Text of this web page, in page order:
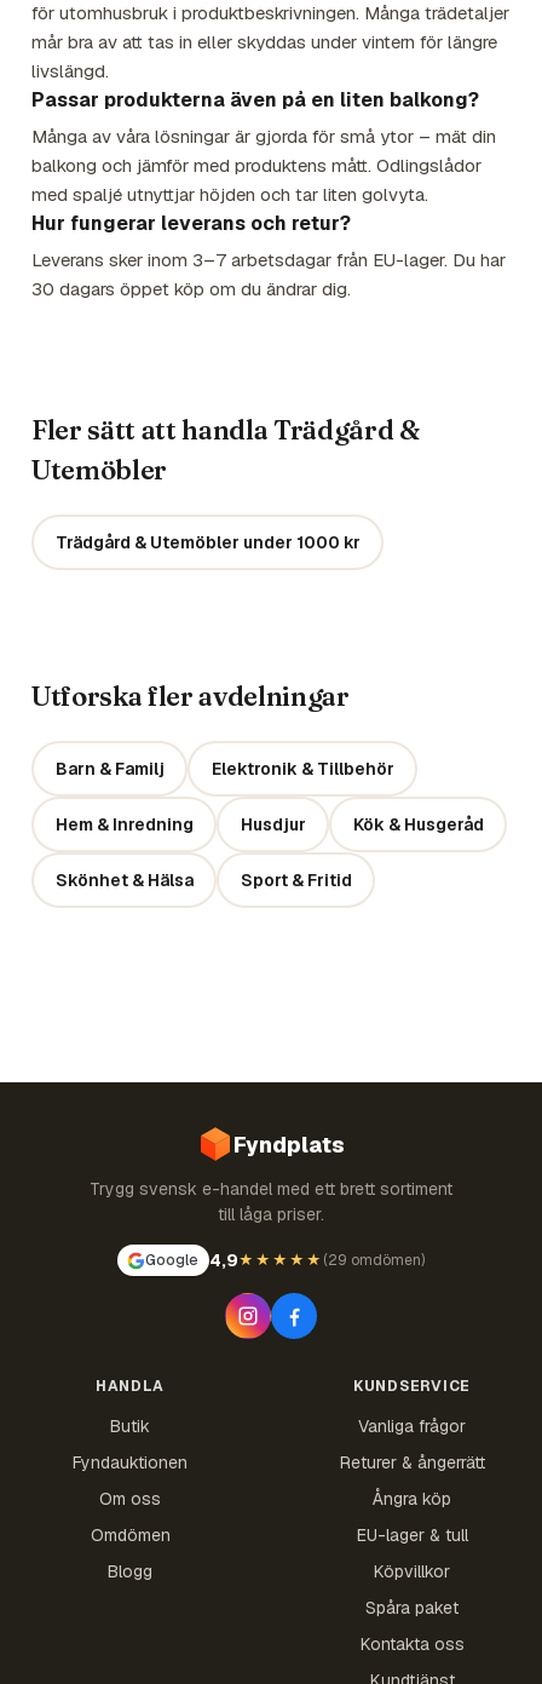
för utomhusbruk i produktbeskrivningen. Många trädetaljer
mår bra av att tas in eller skyddas under vintern för längre
livslängd.
Passar produkterna även på en liten balkong?
Många av våra lösningar är gjorda för små ytor – mät din
balkong och jämför med produktens mått. Odlingslådor
med spaljé utnyttjar höjden och tar liten golvyta.
Hur fungerar leverans och retur?
Leverans sker inom 3–7 arbetsdagar från EU-lager. Du har
30 dagars öppet köp om du ändrar dig.
Fler sätt att handla Trädgård &
Utemöbler
Trädgård & Utemöbler under 1000 kr
Utforska fler avdelningar
Barn & Familj Elektronik & Tillbehör
Hem & Inredning Husdjur Kök & Husgeråd
Skönhet & Hälsa Sport & Fritid
Fyndplats
Trygg svensk e-handel med ett brett sortiment
till låga priser.
Google 4,9★★★★★ (29 omdömen)
HANDLA
Butik
Fyndauktionen
Om oss
Omdömen
Blogg
KUNDSERVICE
Vanliga frågor
Returer & ångerrätt
Ångra köp
EU-lager & tull
Köpvillkor
Spåra paket
Kontakta oss